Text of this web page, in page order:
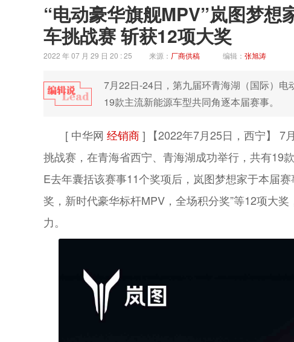
“电动豪华旗舰MPV”岚图梦想
车挑战赛 斩获12项大奖
2022 年 07 月 29 日 20 : 25 来源： 厂商供稿 编辑： 张旭涛
7月22日-24日，第九届环青海湖（国际）
19款主流新能源车型共同角逐本届赛事。
[ 中华网 经销商] 【2022年7月25日，西宁】
挑战赛，在青海省西宁、青海湖成功举行，共有19
E去年囊括该赛事11个奖项后，岚图梦想家于本届
奖，新时代豪华标杆MPV，全场积分奖”等12项大
力。